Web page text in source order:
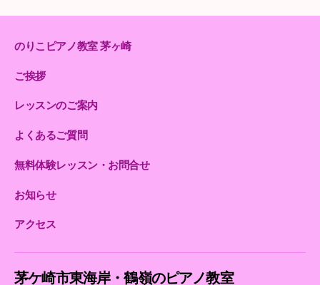
のりこピアノ教室 茅ヶ崎
ご挨拶
レッスンのご案内
よくあるご質問
無料体験レッスン・お問合せ
お知らせ
アクセス
茅ケ崎市東海岸・鶴嶺のピアノ教室